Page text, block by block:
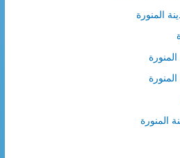
المنورة
المنورة